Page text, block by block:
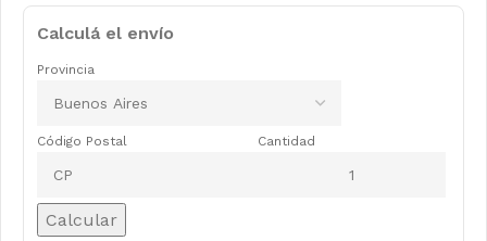
Calculá el envío
Provincia
Código Postal Cantidad
Calcular